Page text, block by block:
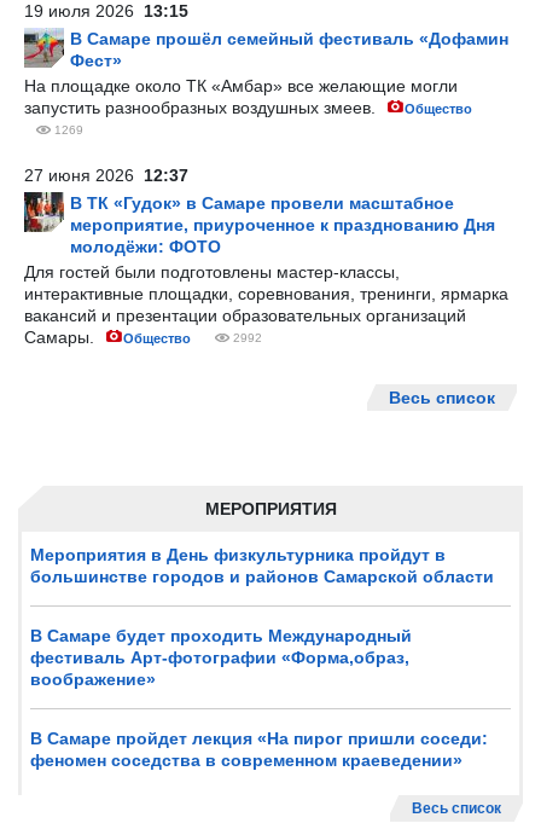
МЕРОПРИЯТИЯ
Мероприятия в День физкультурника пройдут в
большинстве городов и районов Самарской области
В Самаре будет проходить Международный
фестиваль Арт-фотографии «Форма,образ,
воображение»
В Самаре пройдет лекция «На пирог пришли соседи:
феномен соседства в современном краеведении»
Весь список
19 июля 2026 13:15
В Самаре прошёл семейный фестиваль «Дофамин
Фест»
На площадке около ТК «Амбар» все желающие могли
запустить разнообразных воздушных змеев.
Общество
1269
27 июня 2026 12:37
В ТК «Гудок» в Самаре провели масштабное
мероприятие, приуроченное к празднованию Дня
молодёжи: ФОТО
Для гостей были подготовлены мастер-классы,
интерактивные площадки, соревнования, тренинги, ярмарка
вакансий и презентации образовательных организаций
Самары.
Общество 2992
Весь список